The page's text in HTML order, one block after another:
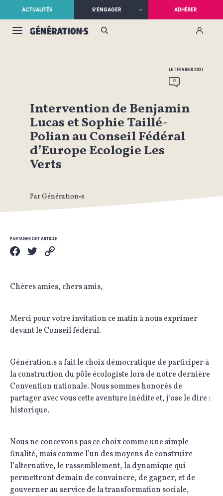
ACTUALITÉS S’ENGAGER ADHÉRER
LE 1 FÉVRIER 2021
0
Intervention de Benjamin
Lucas et Sophie Taillé-
Polian au Conseil Fédéral
d’Europe Ecologie Les
Verts
Par Génération•s
PARTAGER CET ARTICLE
Chères amies, chers amis,
Merci pour votre invitation ce matin à nous exprimer
devant le Conseil fédéral.
Génération.s a fait le choix démocratique de participer à
la construction du pôle écologiste lors de notre dernière
Convention nationale. Nous sommes honorés de
partager avec vous cette aventure inédite et, j’ose le dire :
historique.
Nous ne concevons pas ce choix comme une simple
finalité, mais comme l’un des moyens de construire
l’alternative, le rassemblement, la dynamique qui
permettront demain de convaincre, de gagner, et de
gouverner au service de la transformation sociale,